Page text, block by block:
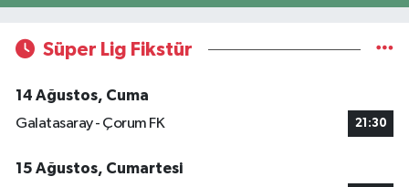
Süper Lig Fikstür
14 Ağustos, Cuma
Galatasaray - Çorum FK
21:30
15 Ağustos, Cumartesi